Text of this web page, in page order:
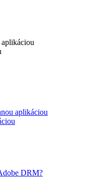
aplikáciou
DRM?